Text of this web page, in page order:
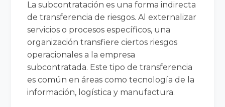
La subcontratación es una forma indirecta
de transferencia de riesgos. Al externalizar
servicios o procesos específicos, una
organización transfiere ciertos riesgos
operacionales a la empresa
subcontratada. Este tipo de transferencia
es común en áreas como tecnología de la
información, logística y manufactura.